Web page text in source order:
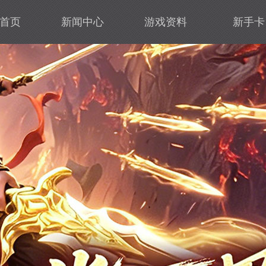
页 新闻中心 游戏资料 新手卡